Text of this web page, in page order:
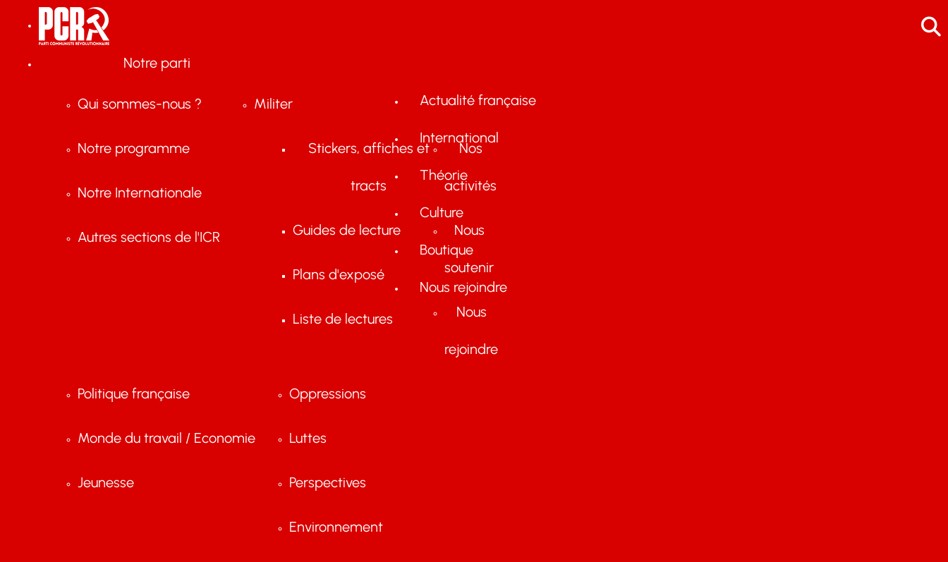
Notre parti
Qui sommes-nous ?
Notre programme
Notre Internationale
Autres sections de l'ICR
Militer
Stickers, affiches et
tracts
Guides de lecture
Plans d'exposé
Liste de lectures
Nos
activités
Nous
soutenir
Nous
rejoindre
Actualité française
Politique française
Monde du travail / Economie
Jeunesse
Oppressions
Luttes
Perspectives
Environnement
International
Théorie
Culture
Boutique
Nous rejoindre